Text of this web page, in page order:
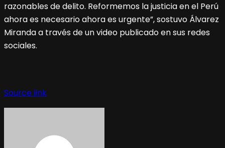
razonables de delito. Reformemos la justicia en el Perú
ahora es necesario ahora es urgente”, sostuvo Álvarez
Miranda a través de un video publicado en sus redes
sociales.
Source link